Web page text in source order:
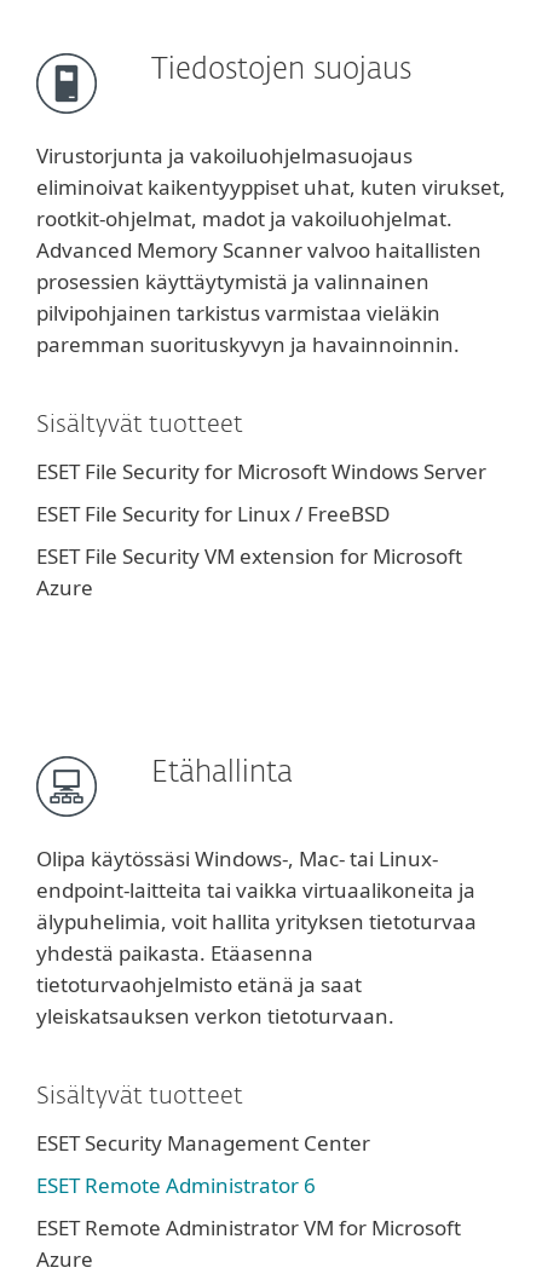
Tiedostojen suojaus
Virustorjunta ja vakoiluohjelmasuojaus
eliminoivat kaikentyyppiset uhat, kuten virukset,
rootkit-ohjelmat, madot ja vakoiluohjelmat.
Advanced Memory Scanner valvoo haitallisten
prosessien käyttäytymistä ja valinnainen
pilvipohjainen tarkistus varmistaa vieläkin
paremman suorituskyvyn ja havainnoinnin.
Sisältyvät tuotteet
ESET File Security for Microsoft Windows Server
ESET File Security for Linux / FreeBSD
ESET File Security VM extension for Microsoft
Azure
Etähallinta
Olipa käytössäsi Windows-, Mac- tai Linux-
endpoint-laitteita tai vaikka virtuaalikoneita ja
älypuhelimia, voit hallita yrityksen tietoturvaa
yhdestä paikasta. Etäasenna
tietoturvaohjelmisto etänä ja saat
yleiskatsauksen verkon tietoturvaan.
Sisältyvät tuotteet
ESET Security Management Center
ESET Remote Administrator 6
ESET Remote Administrator VM for Microsoft
Azure